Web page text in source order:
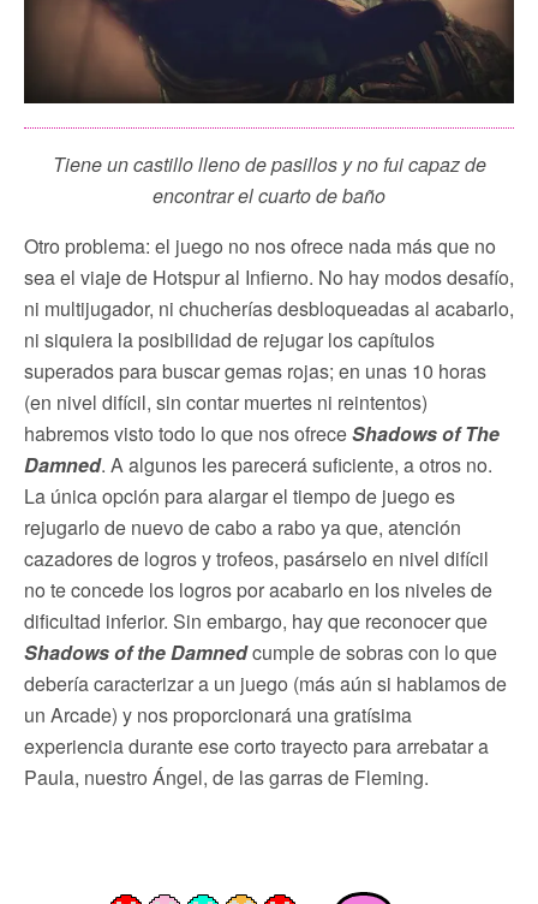
Tiene un castillo lleno de pasillos y no fui capaz de
encontrar el cuarto de baño
Otro problema: el juego no nos ofrece nada más que no
sea el viaje de Hotspur al Infierno. No hay modos desafío,
ni multijugador, ni chucherías desbloqueadas al acabarlo,
ni siquiera la posibilidad de rejugar los capítulos
superados para buscar gemas rojas; en unas 10 horas
(en nivel difícil, sin contar muertes ni reintentos)
habremos visto todo lo que nos ofreceShadows of The
Damned. A algunos les parecerá suficiente, a otros no.
La única opción para alargar el tiempo de juego es
rejugarlo de nuevo de cabo a rabo ya que, atención
cazadores de logros y trofeos, pasárselo en nivel difícil
no te concede los logros por acabarlo en los niveles de
dificultad inferior. Sin embargo, hay que reconocer que
Shadows of the Damnedcumple de sobras con lo que
debería caracterizar a un juego (más aún si hablamos de
un Arcade) y nos proporcionará una gratísima
experiencia durante ese corto trayecto para arrebatar a
Paula, nuestro Ángel, de las garras de Fleming.